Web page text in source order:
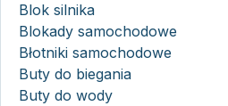
Blok silnika
Blokady samochodowe
Błotniki samochodowe
Buty do biegania
Buty do wody